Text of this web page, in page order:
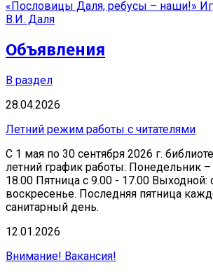
«Пословицы Даля, ребусы – наши!»
В.И. Даля
Объявления
В раздел
28.04.2026
Летний режим работы с читателями
С 1 мая по 30 сентября 2026 г.
летний график работы: Понедельник –
18.00 Пятница с 9.00 - 17.00 Выходной:
воскресенье. Последняя пятница
санитарный день.
12.01.2026
Внимание! Вакансия!